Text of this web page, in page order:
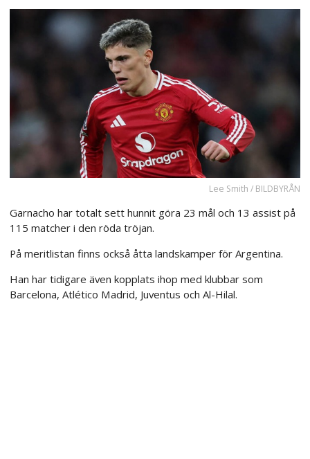
Lee Smith / BILDBYRÅN
Garnacho har totalt sett hunnit göra 23 mål och 13 assist på
115 matcher i den röda tröjan.
På meritlistan finns också åtta landskamper för Argentina.
Han har tidigare även kopplats ihop med klubbar som
Barcelona, Atlético Madrid, Juventus och Al-Hilal.